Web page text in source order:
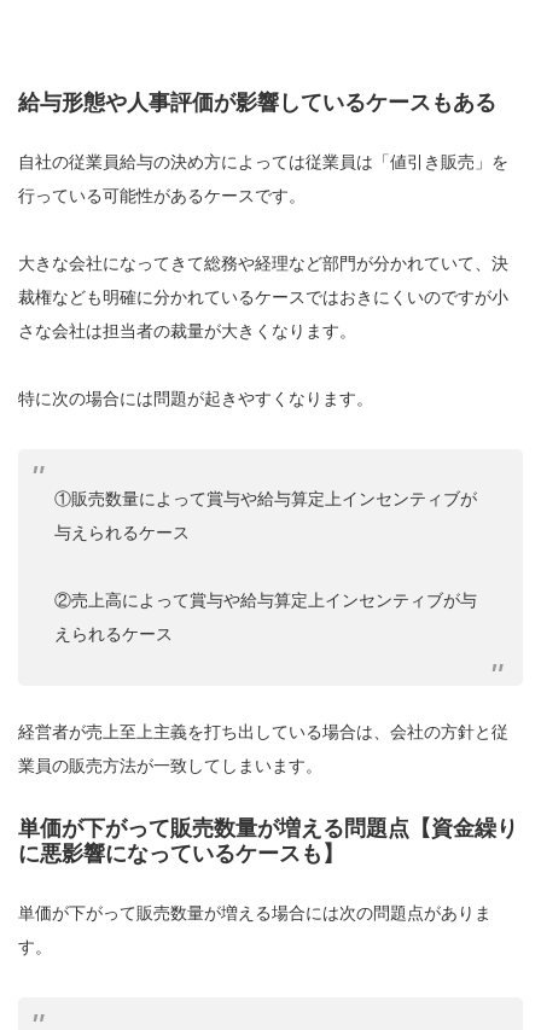
給与形態や人事評価が影響しているケースもある
自社の従業員給与の決め方によっては従業員は「値引き販売」を
行っている可能性があるケースです。
大きな会社になってきて総務や経理など部門が分かれていて、決
裁権なども明確に分かれているケースではおきにくいのですが小
さな会社は担当者の裁量が大きくなります。
特に次の場合には問題が起きやすくなります。
①販売数量によって賞与や給与算定上インセンティブが
与えられるケース
②売上高によって賞与や給与算定上インセンティブが与
えられるケース
経営者が売上至上主義を打ち出している場合は、会社の方針と従
業員の販売方法が一致してしまいます。
単価が下がって販売数量が増える問題点【資金繰り
に悪影響になっているケースも】
単価が下がって販売数量が増える場合には次の問題点がありま
す。